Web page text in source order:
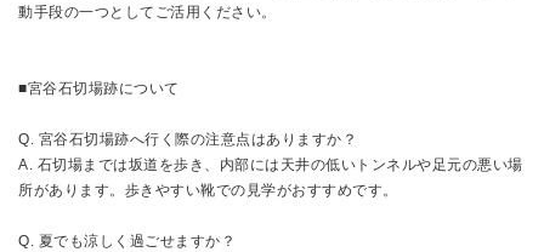
動手段の一つとしてご活用ください。
■宮谷石切場跡について
Q. 宮谷石切場跡へ行く際の注意点はありますか？
A. 石切場までは坂道を歩き、内部には天井の低いトンネルや足元の悪い場
所があります。歩きやすい靴での見学がおすすめです。
Q. 夏でも涼しく過ごせますか？